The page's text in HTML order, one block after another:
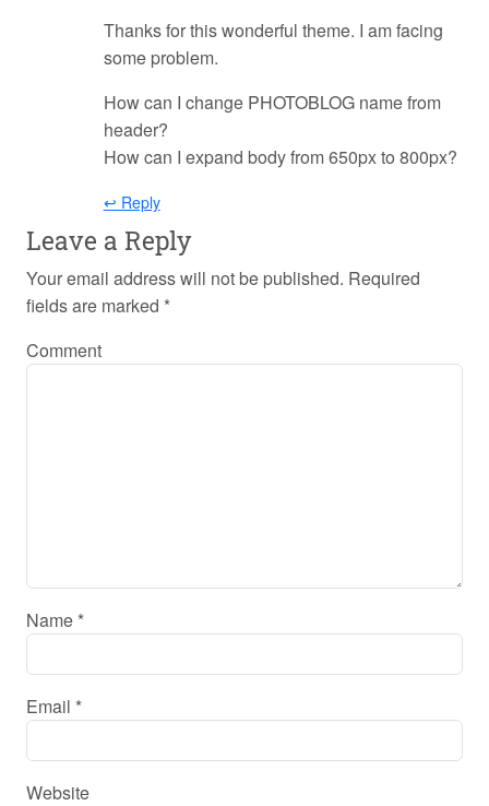
Thanks for this wonderful theme. I am facing
some problem.
How can I change PHOTOBLOG name from
header?
How can I expand body from 650px to 800px?
↩ Reply
Leave a Reply
Your email address will not be published. Required
fields are marked *
Comment
Name *
Email *
Website